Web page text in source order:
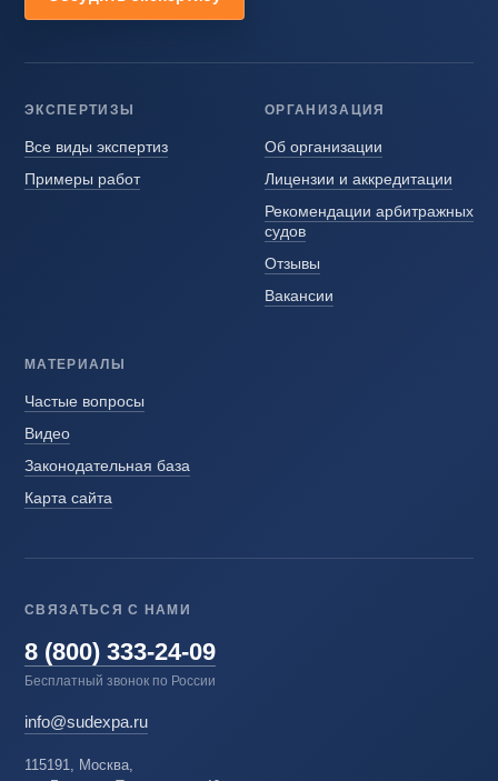
ЭКСПЕРТИЗЫ
Все виды экспертиз
Примеры работ
ОРГАНИЗАЦИЯ
Об организации
Лицензии и аккредитации
Рекомендации арбитражных
судов
Отзывы
Вакансии
МАТЕРИАЛЫ
Частые вопросы
Видео
Законодательная база
Карта сайта
СВЯЗАТЬСЯ С НАМИ
8 (800) 333-24-09
Бесплатный звонок по России
info@sudexpa.ru
115191, Москва,